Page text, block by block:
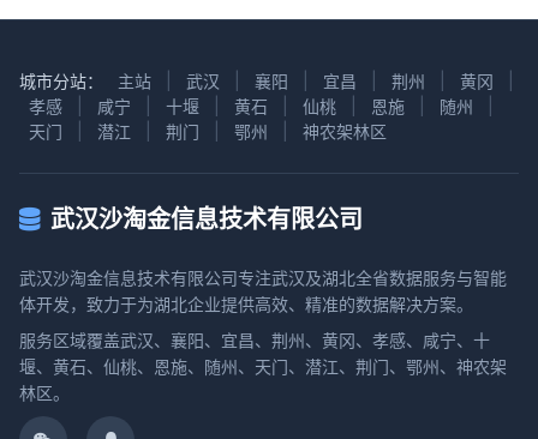
城市分站： 主站 武汉 襄阳 宜昌 荆州 黄冈
孝感
咸宁 十堰 黄石 仙桃 恩施 随州
天门
潜江 荆门 鄂州 神农架林区
武汉沙淘金信息技术有限公司
武汉沙淘金信息技术有限公司专注武汉及湖北全省数据服务与智能
体开发，致力于为湖北企业提供高效、精准的数据解决方案。
服务区域覆盖武汉、襄阳、宜昌、荆州、黄冈、孝感、咸宁、十
堰、黄石、仙桃、恩施、随州、天门、潜江、荆门、鄂州、神农架
林区。